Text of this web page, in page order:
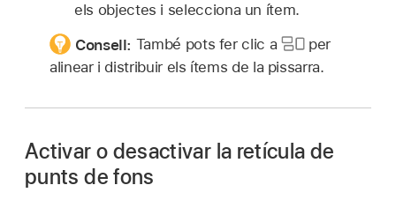
els objectes i selecciona un ítem.
Consell: També pots fer clic a
per
alinear i distribuir els ítems de la pissarra.
Activar o desactivar la retícula de
punts de fons